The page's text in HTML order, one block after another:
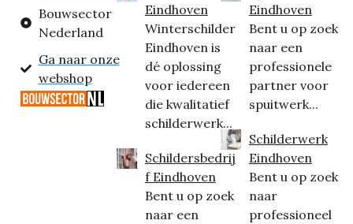
Bouwsector
Nederland
Ga naar onze
webshop
Eindhoven
Winterschilder
Eindhoven is
dé oplossing
voor iedereen
die kwalitatief
schilderwerk...
Schildersbedrij
f Eindhoven
Bent u op zoek
naar een
Eindhoven
Bent u op zoek
naar een
professionele
partner voor
spuitwerk...
Schilderwerk
Eindhoven
Bent u op zoek
naar
professioneel